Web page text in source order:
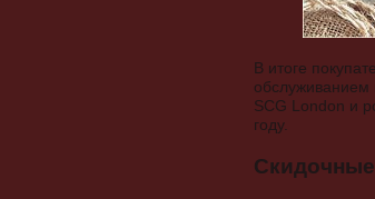
В итоге
обслуживанием
SCG London и
году.